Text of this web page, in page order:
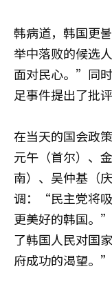
韩病道，韩国更
举中落败的候选
面对民心。”同
足事件提出了批评
在当天的国会政
元午（首尔）、
南）、吴仲基（
调：“民主党将
更美好的韩国。
了韩国人民对国
府成功的渴望。”